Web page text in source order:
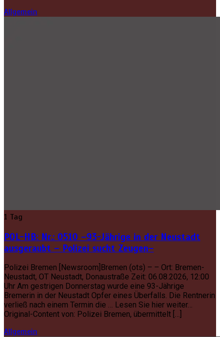
Allgemein
1 Tag
POL-HB: Nr.: 0510 –93-Jährige in der Neustadt
ausgeraubt – Polizei sucht Zeugen–
Polizei Bremen [Newsroom]Bremen (ots) – – Ort: Bremen-
Neustadt, OT Neustadt, Donaustraße Zeit: 06.08.2026, 12:00
Uhr Am gestrigen Donnerstag wurde eine 93-Jährige
Bremerin in der Neustadt Opfer eines Überfalls. Die Rentnerin
verließ nach einem Termin die … Lesen Sie hier weiter…
Original-Content von: Polizei Bremen, übermittelt […]
Allgemein